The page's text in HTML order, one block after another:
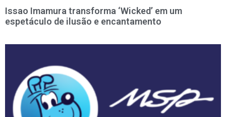
Issao Imamura transforma ‘Wicked’ em um
espetáculo de ilusão e encantamento